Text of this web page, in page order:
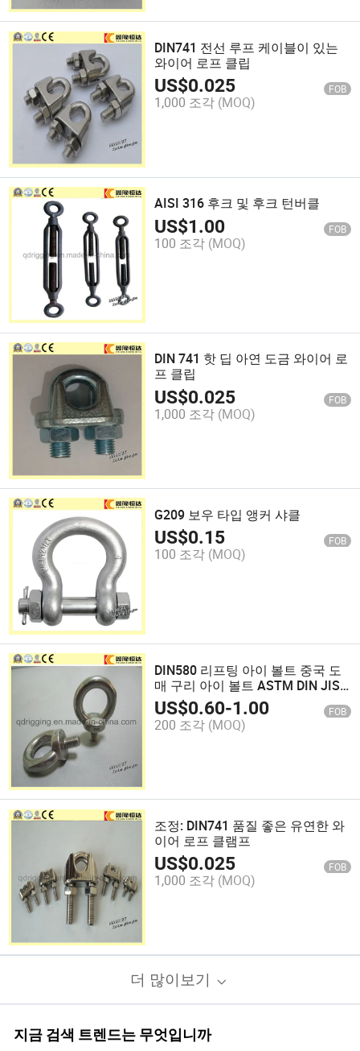
DIN741 전선 루프 케이블이 있는
와이어 로프 클립
US$0.025 FOB
1,000 조각 (MOQ)
AISI 316 후크 및 후크 턴버클
US$1.00 FOB
100 조각 (MOQ)
DIN 741 핫 딥 아연 도금 와이어 로
프 클립
US$0.025 FOB
1,000 조각 (MOQ)
G209 보우 타입 앵커 샤클
US$0.15 FOB
100 조각 (MOQ)
DIN580 리프팅 아이 볼트 중국 도
매 구리 아이 볼트 ASTM DIN JIS
표준
US$0.60-1.00 FOB
200 조각 (MOQ)
조정: DIN741 품질 좋은 유연한 와
이어 로프 클램프
US$0.025 FOB
1,000 조각 (MOQ)
더 많이보기
지금 검색 트렌드는 무엇입니까